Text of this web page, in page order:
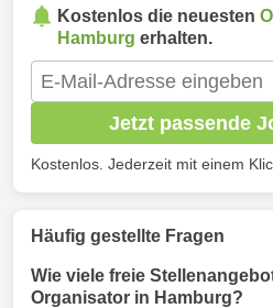
Kostenlos die neuesten
Hamburg erhalten.
Jetzt passende
Kostenlos. Jederzeit mit einem
Häufig gestellte Fragen
Wie viele freie
Organisator in Hamburg?